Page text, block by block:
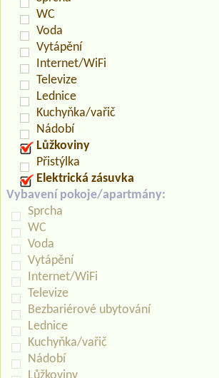
WC
Voda
Vytápění
Internet/WiFi
Televize
Lednice
Kuchyňka/vařič
Nádobí
Lůžkoviny
Přistýlka
Elektrická zásuvka
Vybavení pokoje/apartmány:
Sprcha
WC
Voda
Vytápění
Internet/WiFi
Televize
Bezbariérové ubytování
Lednice
Kuchyňka/vařič
Nádobí
Lůžkoviny